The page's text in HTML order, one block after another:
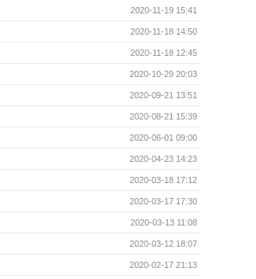
2020-11-19 15:41
2020-11-18 14:50
2020-11-18 12:45
2020-10-29 20:03
2020-09-21 13:51
2020-08-21 15:39
2020-06-01 09:00
2020-04-23 14:23
2020-03-18 17:12
2020-03-17 17:30
2020-03-13 11:08
2020-03-12 18:07
2020-02-17 21:13